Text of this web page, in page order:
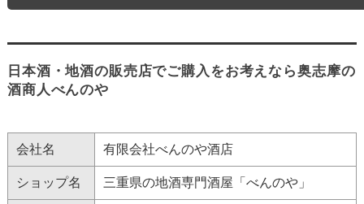
日本酒・地酒の販売店でご購入をお考えなら奥志摩の
酒商人べんのや
会社名 有限会社べんのや酒店
ショップ名 三重県の地酒専門酒屋「べんのや」